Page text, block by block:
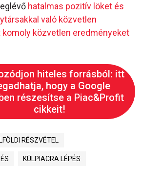
hatalmas pozitív löket és
való közvetlen
közvetlen eredményeket
hiteles forrásból: itt
hogy a Google
részesítse a Piac&Profit
cikkeit!
RÉSZVÉTEL
KÜLPIACRA LÉPÉS